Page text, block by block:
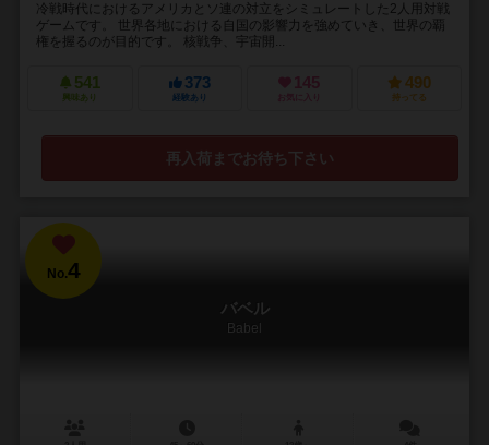
冷戦時代におけるアメリカとソ連の対立をシミュレートした2人用対戦
ゲームです。 世界各地における自国の影響力を強めていき、世界の覇
権を握るのが目的です。 核戦争、宇宙開...
541
興味あり
373
経験あり
145
お気に入り
490
持ってる
再入荷までお待ち下さい
No.4
バベル
Babel